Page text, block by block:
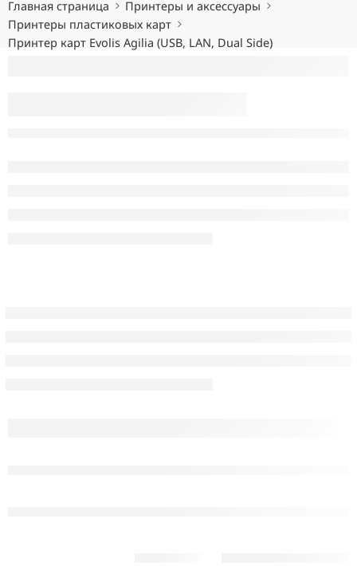
Главная страница
Принтеры и аксессуары
Принтеры пластиковых карт
Принтер карт Evolis Agilia (USB, LAN, Dual Side)